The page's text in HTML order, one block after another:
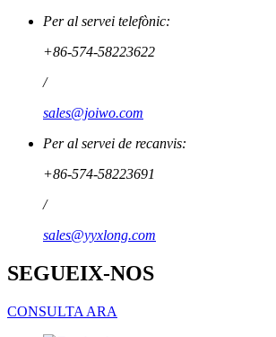
Per al servei telefònic:
+86-574-58223622
/
sales@joiwo.com
Per al servei de recanvis:
+86-574-58223691
/
sales@yyxlong.com
SEGUEIX-NOS
CONSULTA ARA